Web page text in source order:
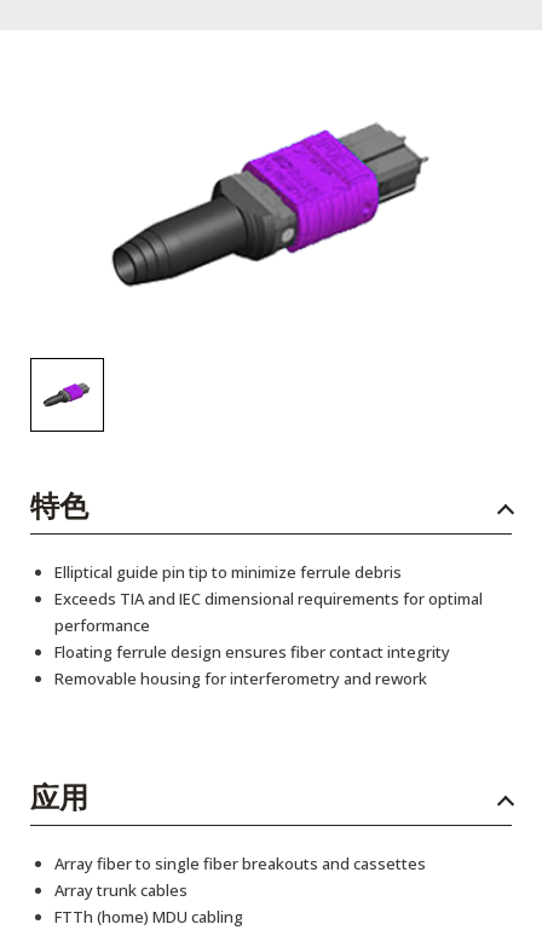
特色
Elliptical guide pin tip to minimize ferrule debris
Exceeds TIA and IEC dimensional requirements for optimal
performance
Floating ferrule design ensures fiber contact integrity
Removable housing for interferometry and rework
应用
Array fiber to single fiber breakouts and cassettes
Array trunk cables
FTTh (home) MDU cabling